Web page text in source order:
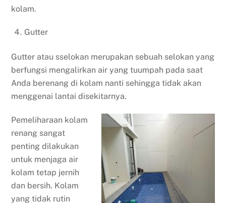
kolam.
Gutter
Gutter atau sselokan merupakan sebuah selokan yang
berfungsi mengalirkan air yang tuumpah pada saat
Anda berenang di kolam nanti sehingga tidak akan
menggenai lantai disekitarnya.
Pemeliharaan kolam
renang sangat
penting dilakukan
untuk menjaga air
kolam tetap jernih
dan bersih. Kolam
yang tidak rutin